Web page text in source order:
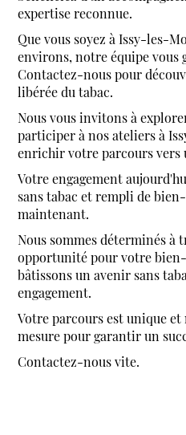
expertise reconnue.
Que vous soyez à Issy-les-
environs, notre équipe vous
Contactez-nous pour
libérée du tabac.
Nous vous invitons à
participer à nos ateliers à
enrichir votre parcours vers
Votre engagement
sans tabac et rempli de
maintenant.
Nous sommes déterminés à
opportunité pour votre
bâtissons un avenir sans
engagement.
Votre parcours est unique
mesure pour garantir un
Contactez-nous vite.